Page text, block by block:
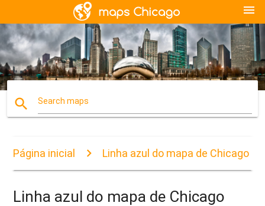
menu
search Search maps
Página inicial Linha azul do mapa de Chicago
Linha azul do mapa de Chicago